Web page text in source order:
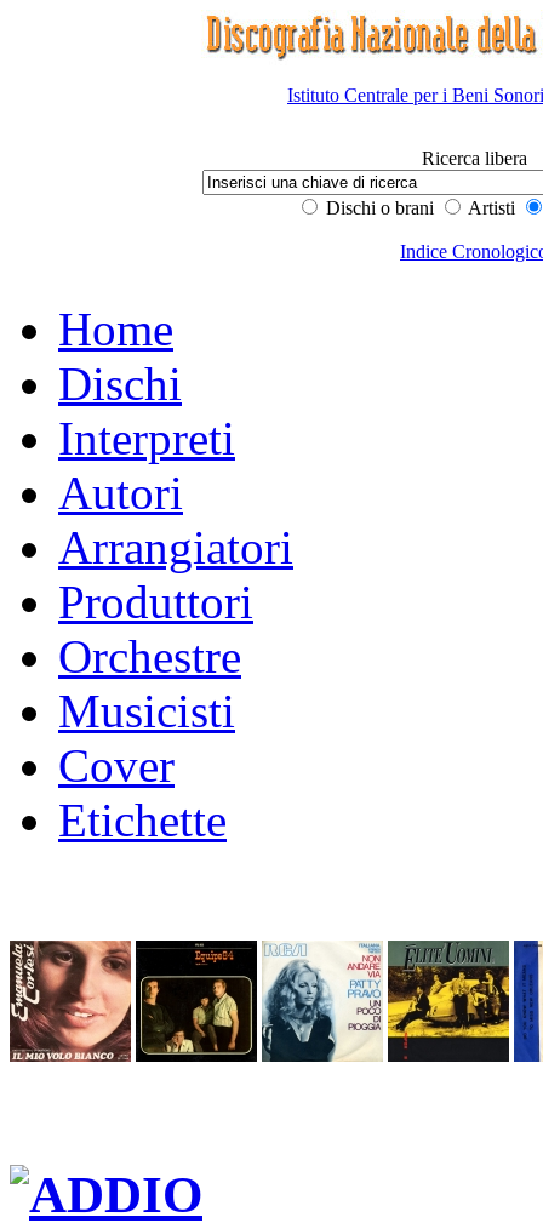
Istituto Centrale per i Beni
Ricerca libera
Dischi o brani Artisti
Indice
Home
Dischi
Interpreti
Autori
Arrangiatori
Produttori
Orchestre
Musicisti
Cover
Etichette